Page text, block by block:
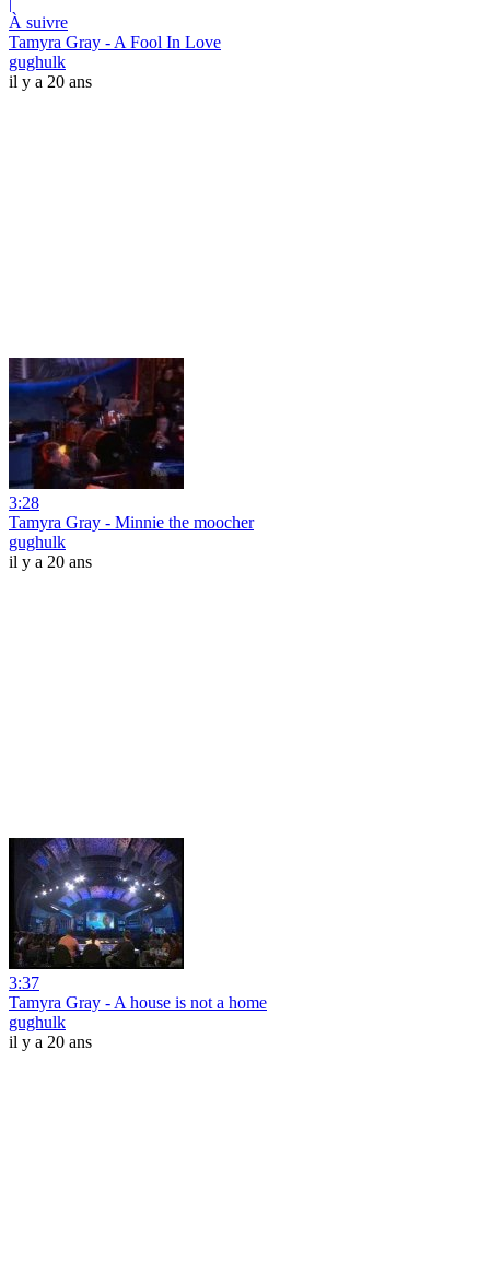
À suivre
Tamyra Gray - A Fool In Love
gughulk
il y a 20 ans
3:28
Tamyra Gray - Minnie the moocher
gughulk
il y a 20 ans
3:37
Tamyra Gray - A house is not a home
gughulk
il y a 20 ans